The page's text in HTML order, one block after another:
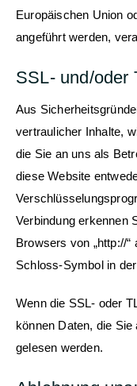
Europäischen Union
angeführt werden,
SSL- und/oder
Aus
vertraulicher Inhalte,
die Sie an uns als
diese Website
Verbindung erkennen
Browsers von „http://“
Schloss-Symbol in
Wenn die SSL- oder
können Daten, die
gelesen werden.